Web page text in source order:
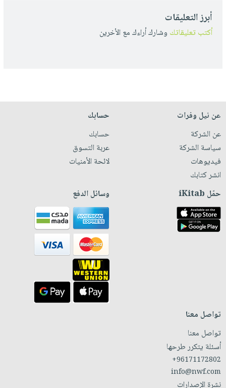
أبرز التعليقات
أكتب تعليقاتك وشارك أراءك مع الأخرين
عن نيل وفرات
عن الشركة
سياسة الشركة
فيديوهات
انشر كتابك
حسابك
حسابك
عربة التسوق
لائحة الأمنيات
حمّل iKitab وسائل الدفع
تواصل معنا
تواصل معنا
أسئلة يتكرر طرحها
+96171172802
info@nwf.com
نشرة الإصدارات